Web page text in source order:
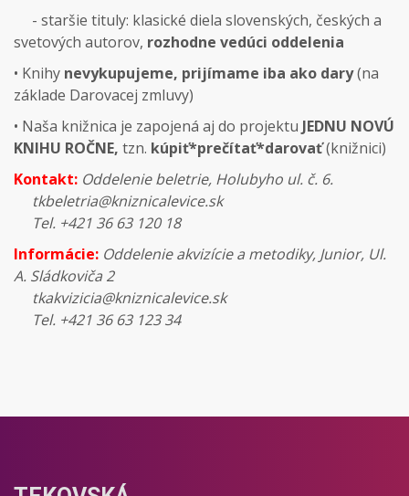
- staršie tituly: klasické diela slovenských, českých a
svetových autorov, rozhodne vedúci oddelenia
• Knihy nevykupujeme, prijímame iba ako dary(na
základe Darovacej zmluvy)
• Naša knižnica je zapojená aj do projektu JEDNU NOVÚ
KNIHU ROČNE, tzn. kúpiť*prečítať*darovať(knižnici)
Kontakt: Oddelenie beletrie, Holubyho ul. č. 6.
tkbeletria@kniznicalevice.sk
Tel. +421 36 63 120 18
Informácie: Oddelenie akvizície a metodiky, Junior, Ul.
A. Sládkoviča 2
tkakvizicia@kniznicalevice.sk
Tel. +421 36 63 123 34